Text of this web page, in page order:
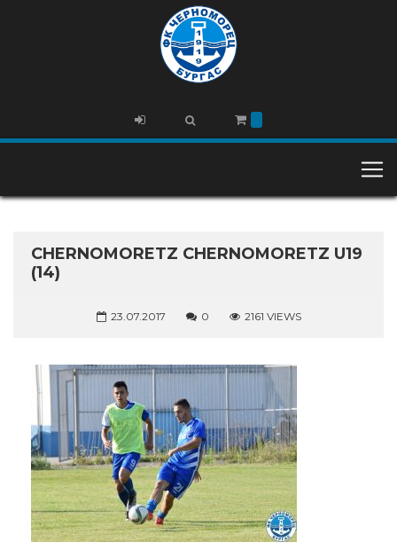
CHERNOMORETZ CHERNOMORETZ U19
(14)
23.07.2017 0 2161 VIEWS